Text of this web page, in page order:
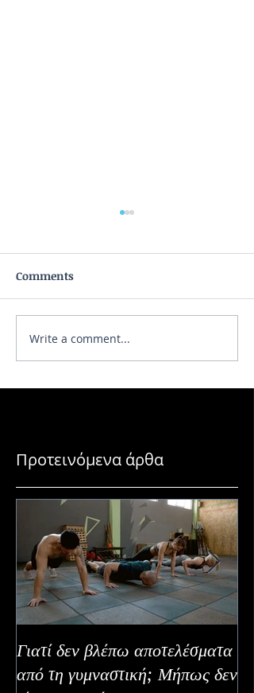
Οι αρνητικές επιδράσεις
των αντιοξειδωτικών
Comments
Write a comment...
Προτεινόμενα άρθα
Γιατί δεν βλέπω αποτελέσματα
από τη γυμναστική; Μήπως δεν